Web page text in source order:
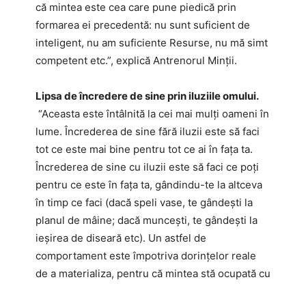
că mintea este cea care pune piedică prin
formarea ei precedentă: nu sunt suficient de
inteligent, nu am suficiente Resurse, nu mă simt
competent etc.”, explică Antrenorul Minții.
Lipsa de încredere de sine prin iluziile omului.
“Aceasta este întâlnită la cei mai mulți oameni în
lume. Încrederea de sine fără iluzii este să faci
tot ce este mai bine pentru tot ce ai în fața ta.
Încrederea de sine cu iluzii este să faci ce poți
pentru ce este în fața ta, gândindu-te la altceva
în timp ce faci (dacă speli vase, te gândești la
planul de mâine; dacă muncești, te gândești la
ieșirea de diseară etc). Un astfel de
comportament este împotriva dorințelor reale
de a materializa, pentru că mintea stă ocupată cu